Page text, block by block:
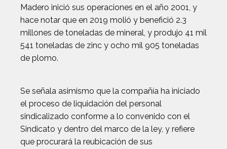
Madero inició sus operaciones en el año 2001, y
hace notar que en 2019 molió y benefició 2.3
millones de toneladas de mineral, y produjo 41 mil
541 toneladas de zinc y ocho mil 905 toneladas
de plomo.
Se señala asimismo que la compañía ha iniciado
el proceso de liquidación del personal
sindicalizado conforme a lo convenido con el
Sindicato y dentro del marco de la ley, y refiere
que procurará la reubicación de sus